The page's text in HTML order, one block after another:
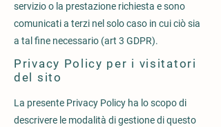
servizio o la prestazione richiesta e sono
comunicati a terzi nel solo caso in cui ciò sia
a tal fine necessario (art 3 GDPR).
Privacy Policy per i visitatori
del sito
La presente Privacy Policy ha lo scopo di
descrivere le modalità di gestione di questo